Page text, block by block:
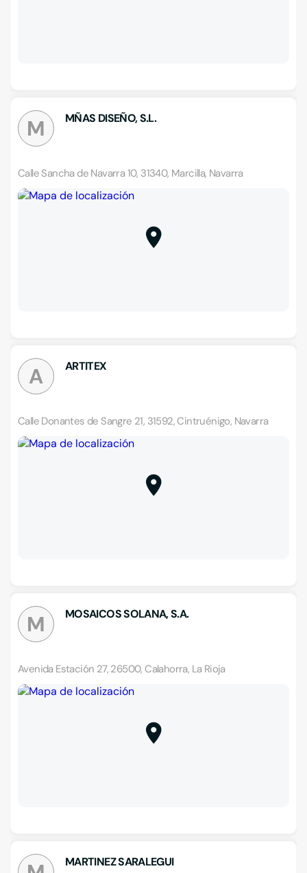
M MÑAS DISEÑO, S.L.
Calle Sancha de Navarra 10, 31340, Marcilla, Navarra
A ARTITEX
Calle Donantes de Sangre 21, 31592, Cintruénigo, Navarra
M MOSAICOS SOLANA, S.A.
Avenida Estación 27, 26500, Calahorra, La Rioja
MARTINEZ SARALEGUI